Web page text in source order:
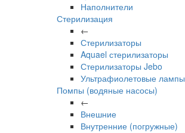
Наполнители
Стерилизация
←
Стерилизаторы
Aquael стерилизаторы
Стерилизаторы Jebo
Ультрафиолетовые лампы
Помпы (водяные насосы)
←
Внешние
Внутренние (погружные)